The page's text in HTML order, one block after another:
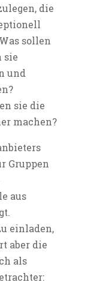
die
sollen
sie
und
sie die
machen?
Gruppen
aus
einladen,
aber die
als